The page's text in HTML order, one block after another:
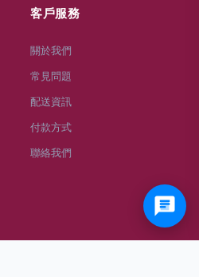
客戶服務
關於我們
常見問題
配送資訊
付款方式
聯絡我們